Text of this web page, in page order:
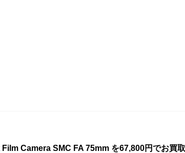
Camera SMC FA 75mm を67,800円でお買取